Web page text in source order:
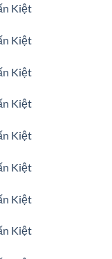
Kiệt
Kiệt
Kiệt
Kiệt
Kiệt
Kiệt
Kiệt
Kiệt